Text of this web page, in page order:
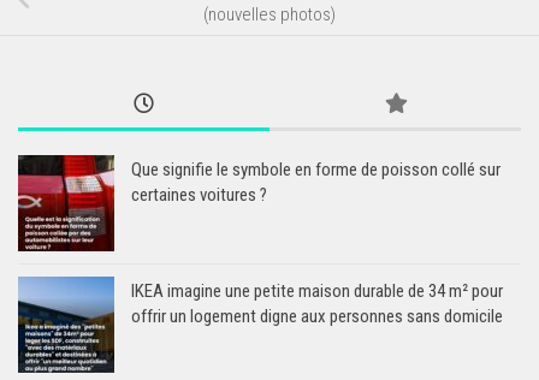
(nouvelles photos)
Que signifie le symbole en forme de poisson collé sur
certaines voitures ?
IKEA imagine une petite maison durable de 34 m² pour
offrir un logement digne aux personnes sans domicile